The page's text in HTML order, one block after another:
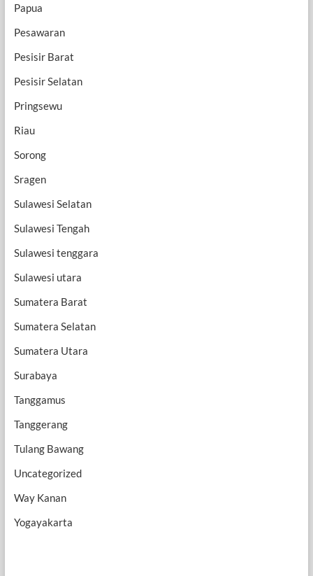
Papua
Pesawaran
Pesisir Barat
Pesisir Selatan
Pringsewu
Riau
Sorong
Sragen
Sulawesi Selatan
Sulawesi Tengah
Sulawesi tenggara
Sulawesi utara
Sumatera Barat
Sumatera Selatan
Sumatera Utara
Surabaya
Tanggamus
Tanggerang
Tulang Bawang
Uncategorized
Way Kanan
Yogayakarta